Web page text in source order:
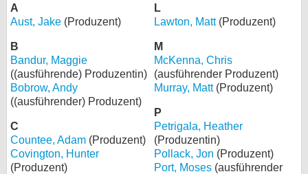
A
Aust, Jake (Produzent)
B
Bandur, Maggie
((ausführende) Produzentin)
Bobrow, Andy
((ausführender) Produzent)
C
Countee, Adam (Produzent)
Covington, Hunter
(Produzent)
L
Lawton, Matt(Produzent)
M
McKenna, Chris
(ausführender Produzent)
Murray, Matt(Produzent)
P
Petrigala, Heather
(Produzentin)
Pollack, Jon (Produzent)
Port, Moses (ausführender